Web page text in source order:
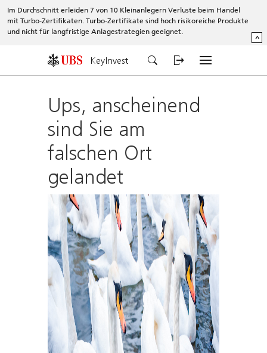
Im Durchschnitt erleiden 7 von 10 Kleinanlegern Verluste beim Handel
mit Turbo-Zertifikaten. Turbo-Zertifikate sind hoch risikoreiche Produkte
und nicht für langfristige Anlagestrategien geeignet.
^
KeyInvest
Ups, anscheinend
sind Sie am
falschen Ort
gelandet